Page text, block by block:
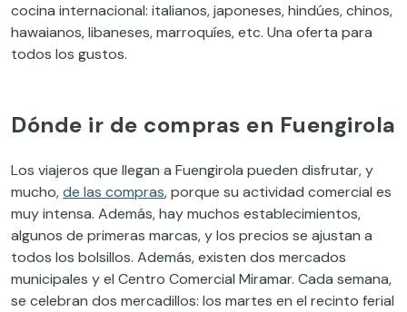
cocina internacional: italianos, japoneses, hindúes, chinos,
hawaianos, libaneses, marroquíes, etc. Una oferta para
todos los gustos.
Dónde ir de compras en Fuengirola
Los viajeros que llegan a Fuengirola pueden disfrutar, y
mucho,de las compras, porque su actividad comercial es
muy intensa. Además, hay muchos establecimientos,
algunos de primeras marcas, y los precios se ajustan a
todos los bolsillos. Además, existen dos mercados
municipales y el Centro Comercial Miramar. Cada semana,
se celebran dos mercadillos: los martes en el recinto ferial